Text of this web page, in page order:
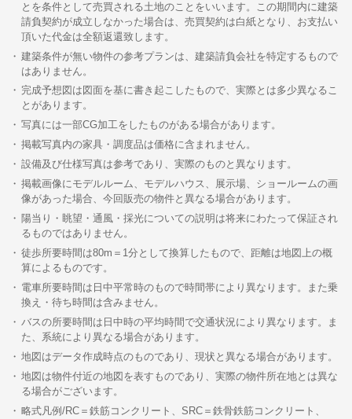
とを条件として売買される土地のことをいいます。この期間内に建築
請負契約が成立しなかった場合は、売買契約は白紙となり、お支払い
頂いた代金は全額返還致します。
建築条件が無い物件の参考プランは、建築請負会社を特定するもので
はありません。
完成予想図は図面を基に書き起こしたもので、実際とは多少異なるこ
とがあります。
写真には一部CG加工をしたものがある場合があります。
掲載写真内の家具・調度品は価格に含まれません。
設備及び仕様写真は参考であり、実際のものと異なります。
掲載画像にモデルルーム、モデルハウス、展示場、ショールームの画
像があった場合、今回販売の物件と異なる場合があります。
陽当り・眺望・通風・採光についての説明は将来にわたって保証され
るものではありません。
徒歩所要時間は80m＝1分として換算したもので、距離は地図上の概
算によるものです。
電車所要時間は日中平常時のもので時間帯により異なります。また乗
換え・待ち時間は含みません。
バスの所要時間は日中時の平均時間で交通状況により異なります。ま
た、系統により異なる場合があります。
地図はデータ作成時点のものであり、現状と異なる場合があります。
地図は物件付近の地図を表すものであり、実際の物件所在地とは異な
る場合がございます。
略式凡例/RC＝鉄筋コンクリート、SRC＝鉄骨鉄筋コンクリート、